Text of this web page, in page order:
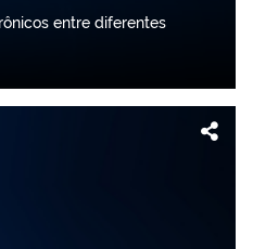
entre diferentes